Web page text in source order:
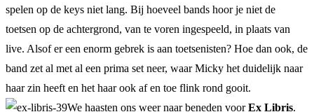
spelen op de keys niet lang. Bij hoeveel bands hoor je niet de
toetsen op de achtergrond, van te voren ingespeeld, in plaats van
live. Alsof er een enorm gebrek is aan toetsenisten? Hoe dan ook, de
band zet al met al een prima set neer, waar Micky het duidelijk naar
haar zin heeft en het haar ook af en toe flink rond gooit.
We haasten ons weer naar beneden voorEx Libris.